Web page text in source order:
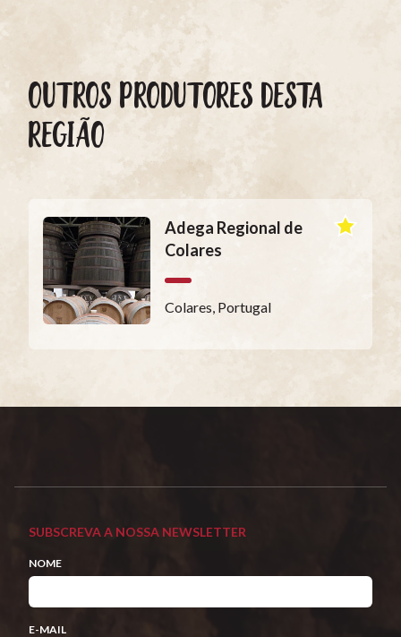
OUTROS PRODUTORES DESTA
REGIÃO
Adega Regional de
Colares
Colares, Portugal
SUBSCREVA A NOSSA NEWSLETTER
NOME
E-MAIL